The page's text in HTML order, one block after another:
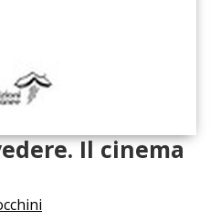
Il cinema